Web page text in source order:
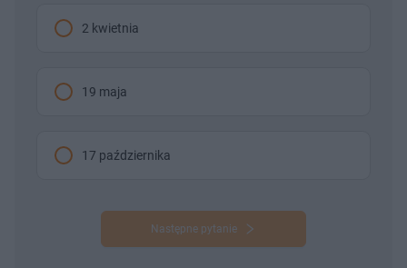
2 kwietnia
19 maja
17 października
Następne pytanie